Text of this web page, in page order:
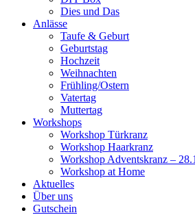
Dies und Das
Anlässe
Taufe & Geburt
Geburtstag
Hochzeit
Weihnachten
Frühling/Ostern
Vatertag
Muttertag
Workshops
Workshop Türkranz
Workshop Haarkranz
Workshop Adventskranz –
Workshop at Home
Aktuelles
Über uns
Gutschein